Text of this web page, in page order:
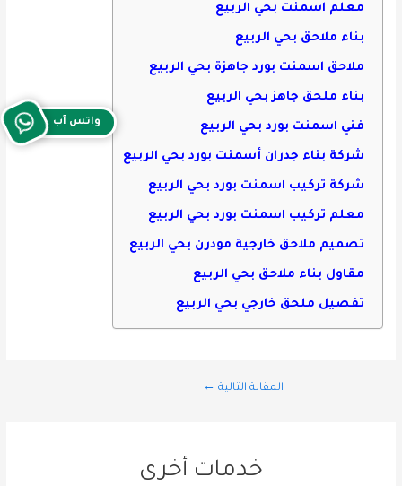
معلم اسمنت بحي الربيع
بناء ملاحق بحي الربيع
ملاحق اسمنت بورد جاهزة بحي الربيع
بناء ملحق جاهز بحي الربيع
فني اسمنت بورد بحي الربيع
شركة بناء جدران أسمنت بورد بحي الربيع
شركة تركيب اسمنت بورد بحي الربيع
معلم تركيب اسمنت بورد بحي الربيع
تصميم ملاحق خارجية مودرن بحي الربيع
مقاول بناء ملاحق بحي الربيع
تفصيل ملحق خارجي بحي الربيع
المقالة التالية ←
خدمات أخرى
واتس آب